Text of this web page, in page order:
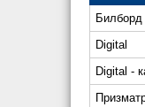
Билборд
Digital
Digital -